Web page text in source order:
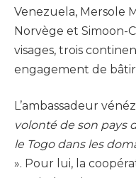
Venezuela, Mersole
Norvège et Simoon-
visages, trois
engagement de bâtir
L’ambassadeur
volonté de son pays
le Togo dans les
». Pour lui, la